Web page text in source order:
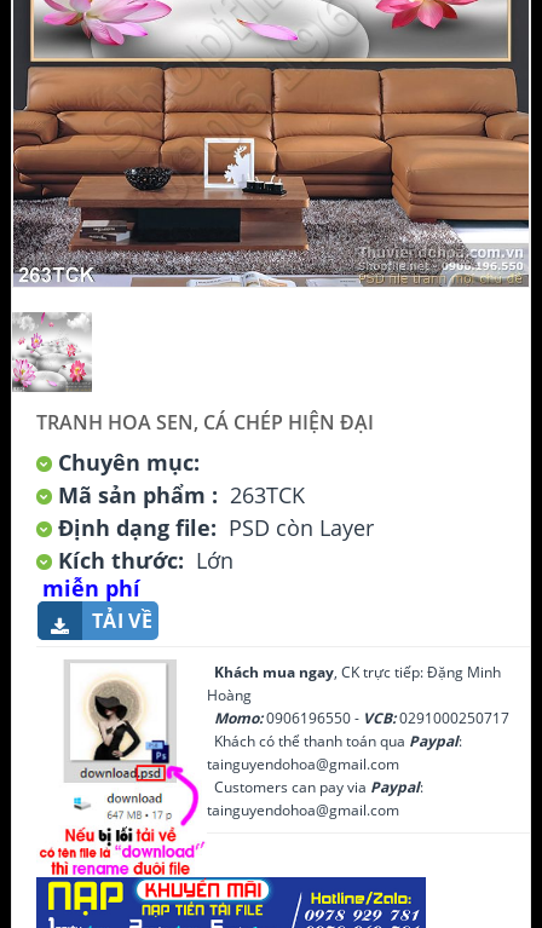
TRANH HOA SEN, CÁ CHÉP HIỆN ĐẠI
Chuyên mục:
Mã sản phẩm : 263TCK
Định dạng file: PSD còn Layer
Kích thước: Lớn
miễn phí
TẢI VỀ
Khách mua ngay, CK trực tiếp: Đặng Minh
Hoàng
Momo:0906196550 - VCB:0291000250717
Khách có thể thanh toán qua Paypal:
tainguyendohoa@gmail.com
Customers can pay via Paypal:
tainguyendohoa@gmail.com